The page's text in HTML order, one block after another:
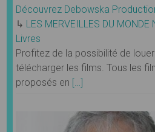
Découvrez Debowska
↳ LES MERVEILLES DU MONDE
Livres
Profitez de la possibilité de
télécharger les films. Tous les
proposés en […]